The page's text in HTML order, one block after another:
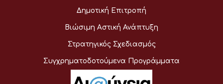
Δημοτική Επιτροπή
Βιώσιμη Αστική Ανάπτυξη
Στρατηγικός Σχεδιασμός
Συγχρηματοδοτούμενα Προγράμματα